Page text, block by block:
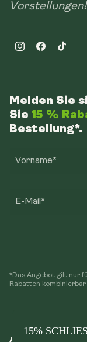
Vorstellungen!
InstagramFacebookTikTok
AKTIVIEREN
Melden Sie
Sie 15 %
Bestellung*.
Vorname*
E-Mail*
*Das Angebot gilt nur
Rabatten kombinierbar.